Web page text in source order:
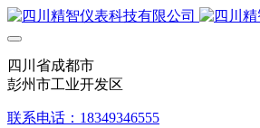
四川省成都市
彭州市工业开发区
联系电话：18349346555